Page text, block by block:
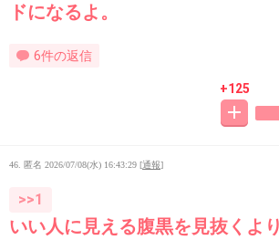
ドになるよ。
6件の返信
+125
46. 匿名 2026/07/08(水) 16:43:29 [通報]
>>1
いい人に見える腹黒を見抜くよ